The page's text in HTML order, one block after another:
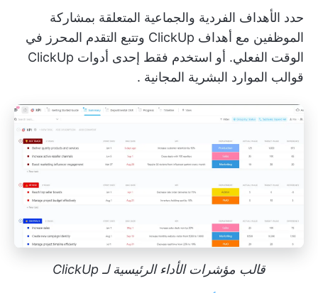
حدد الأهداف الفردية والجماعية المتعلقة بمشاركة
الموظفين مع أهداف ClickUp
وتتبع التقدم المحرز في
الوقت الفعلي. أو استخدم فقط إحدى أدوات ClickUp
قوالب الموارد البشرية المجانية .
قالب مؤشرات الأداء الرئيسية لـ ClickUp